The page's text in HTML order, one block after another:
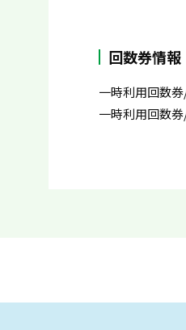
回数券情報
一時利用回数
一時利用回数